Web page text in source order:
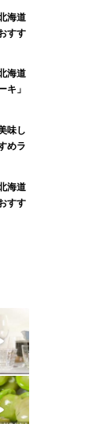
海道
すす
海道
キ」
味し
めラ
海道
すす
13